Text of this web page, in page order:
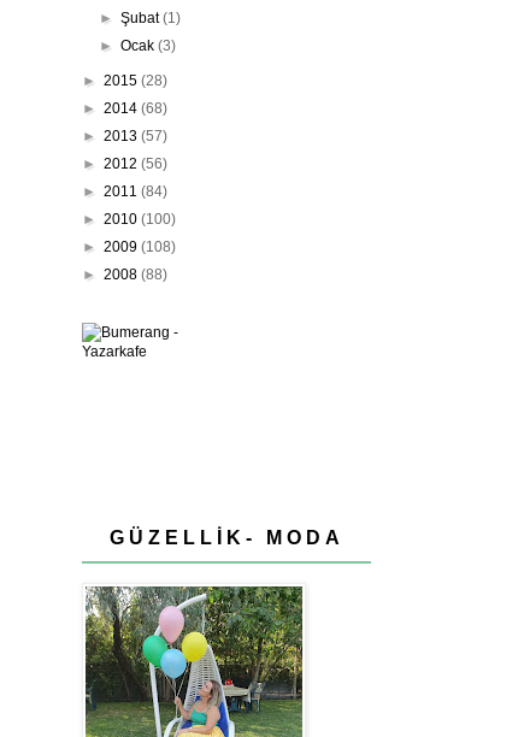
►Şubat(1)
►Ocak(3)
► 2015 (28)
► 2014 (68)
► 2013 (57)
► 2012 (56)
► 2011 (84)
► 2010 (100)
► 2009 (108)
► 2008 (88)
GÜZELLİK- MODA